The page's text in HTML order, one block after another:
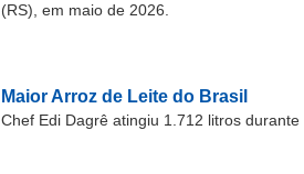
(RS), em maio de 2026.
Maior Arroz de Leite do Brasil
Chef Edi Dagrê atingiu 1.712 litros